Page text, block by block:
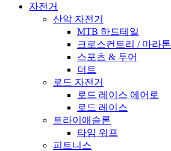
자전거
산악 자전거
MTB 하드테일
크로스컨트리 / 마라톤
스포츠 & 투어
더트
로드 자전거
로드 레이스 에어로
로드 레이스
트라이애슬론
타임 워프
피트니스